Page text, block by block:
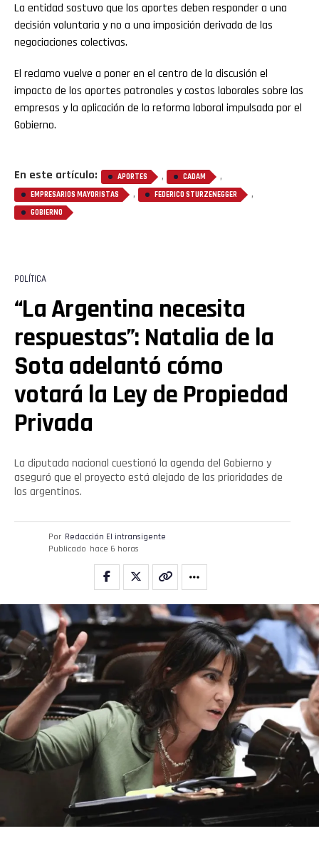
La entidad sostuvo que los aportes deben responder a una
decisión voluntaria y no a una imposición derivada de las
negociaciones colectivas.
El reclamo vuelve a poner en el centro de la discusión el
impacto de los aportes patronales y costos laborales sobre las
empresas y la aplicación de la reforma laboral impulsada por el
Gobierno.
En este artículo: APORTES , CADAM ,
EMPRESARIOS MAYORISTAS , FEDERICO STURZENEGGER ,
GOBIERNO
POLÍTICA
“La Argentina necesita
respuestas”: Natalia de la
Sota adelantó cómo
votará la Ley de Propiedad
Privada
La diputada nacional cuestionó la agenda del Gobierno y
aseguró que el proyecto está alejado de las prioridades de
los argentinos.
Por Redacción El intransigente
Publicado hace 6 horas